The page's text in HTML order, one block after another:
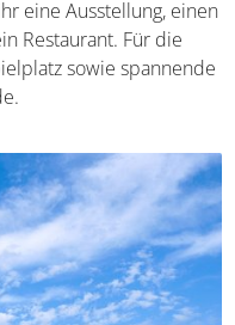
eine Ausstellung, einen
Restaurant. Für die
sowie spannende